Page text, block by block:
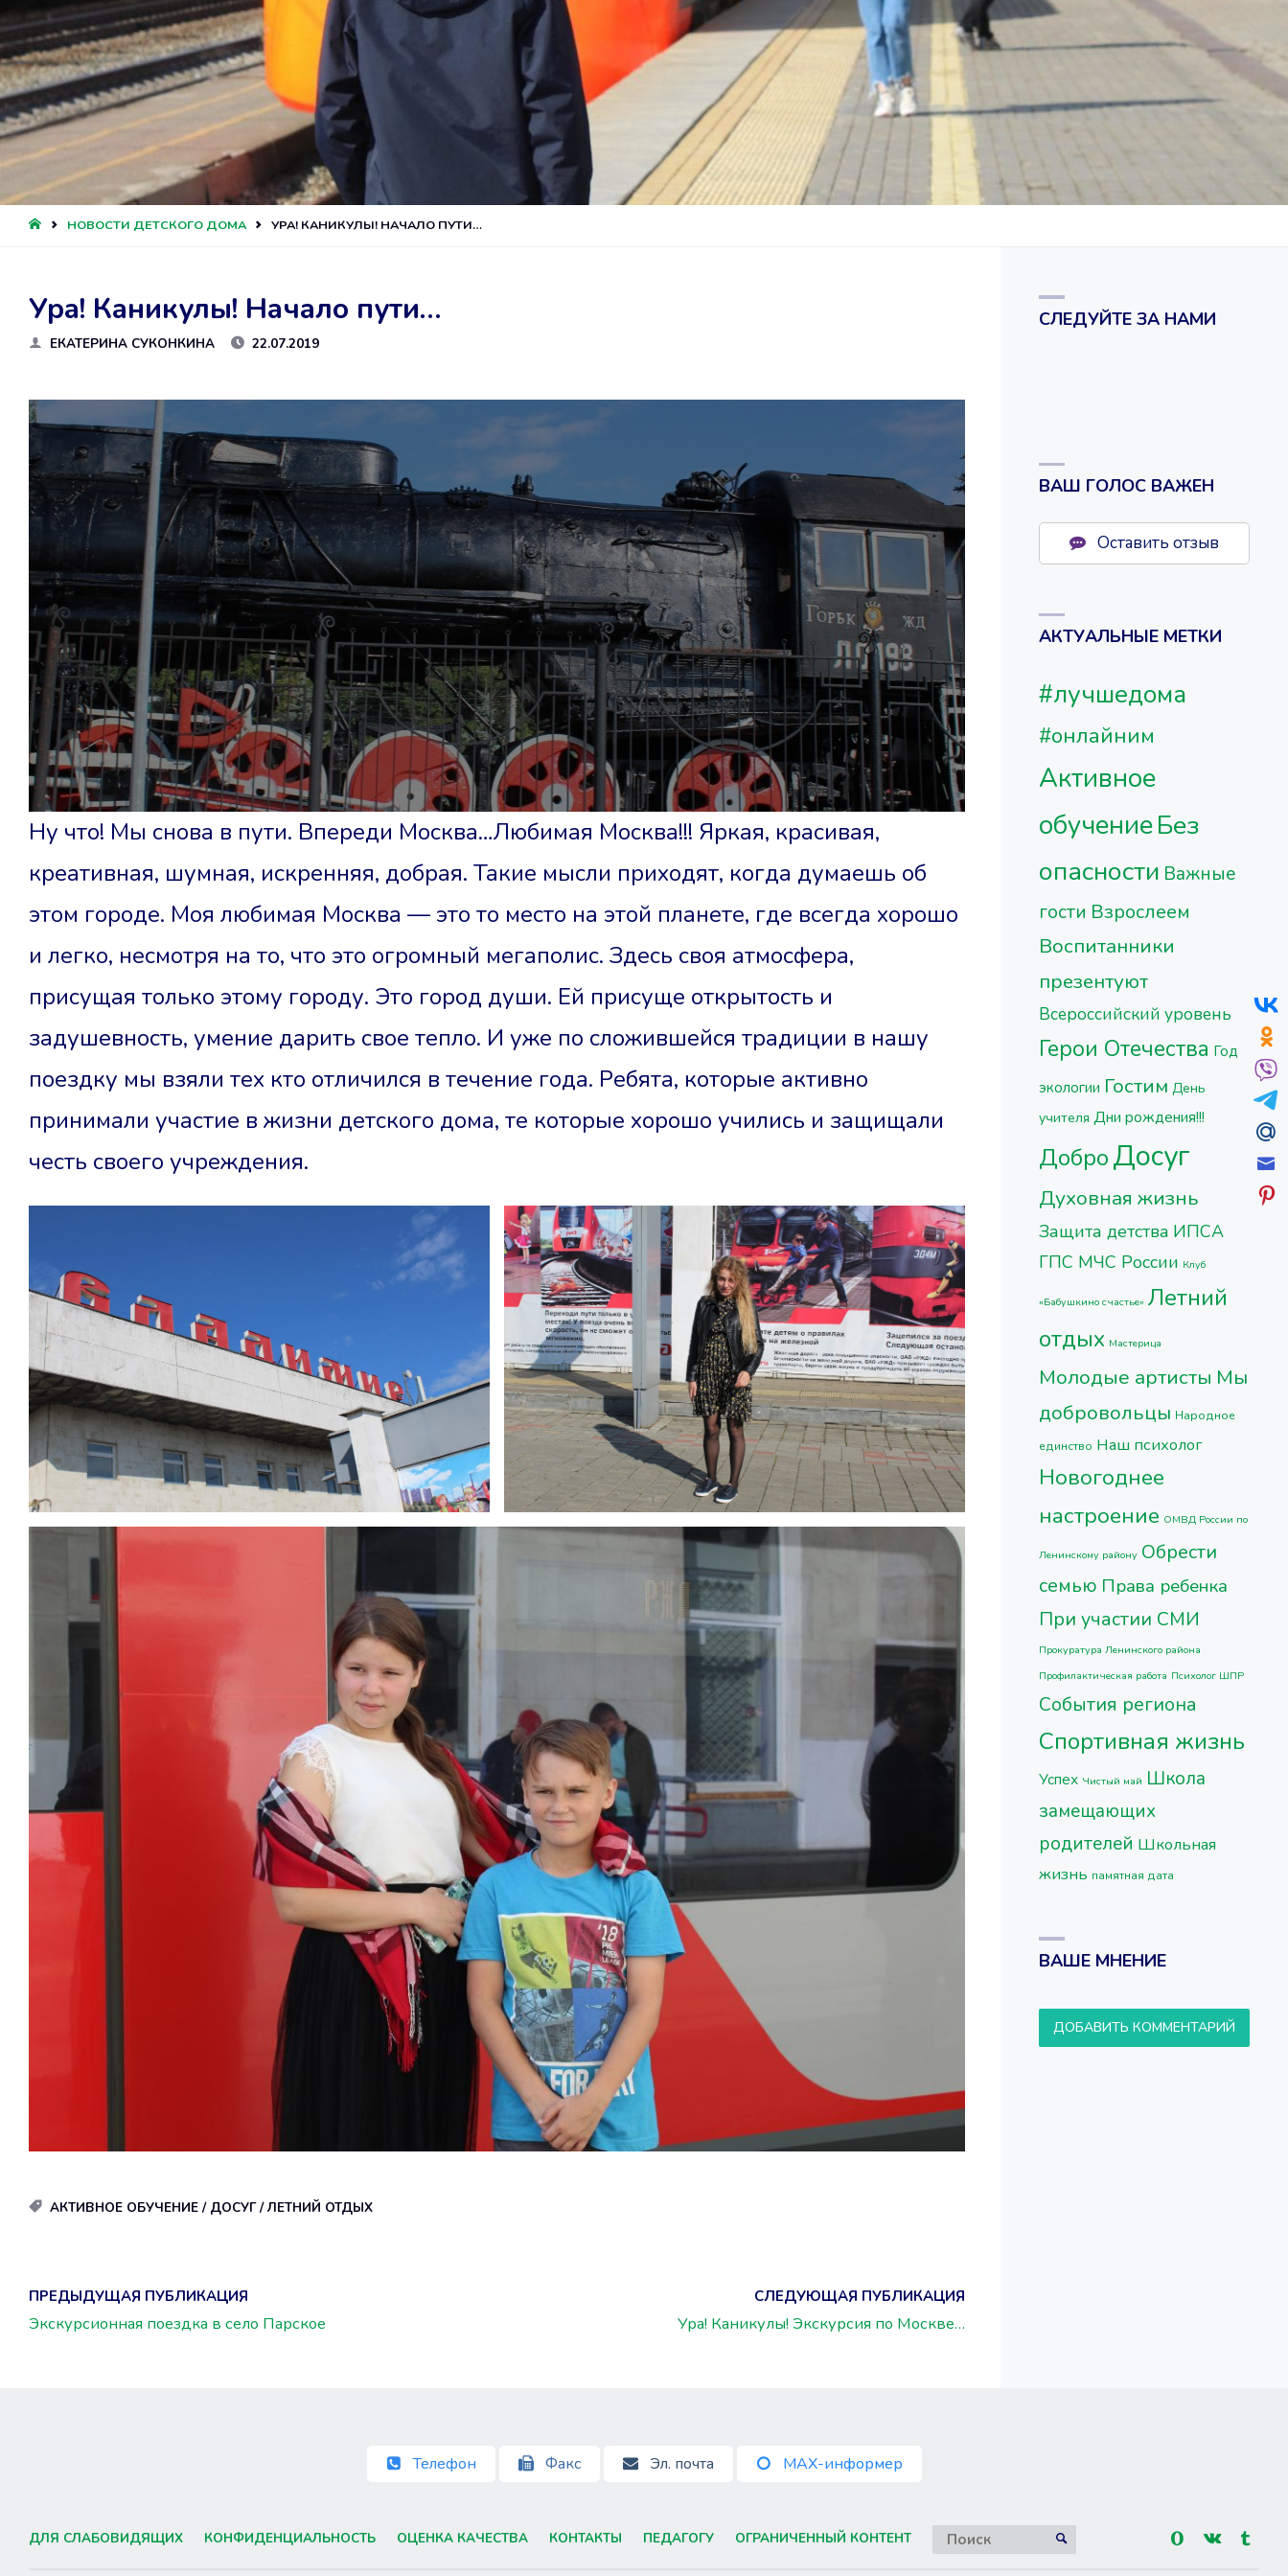
ГЛАВНАЯ
НОВОСТИ ДЕТСКОГО ДОМА УРА! КАНИКУЛЫ! НАЧАЛО ПУТИ…
Ура! Каникулы! Начало пути…
ЕКАТЕРИНА СУКОНКИНА 22.07.2019
Ну что! Мы снова в пути. Впереди Москва…Любимая Москва!!! Яркая, красивая,
креативная, шумная, искренняя, добрая. Такие мысли приходят, когда думаешь об
этом городе. Моя любимая Москва — это то место на этой планете, где всегда хорошо
и легко, несмотря на то, что это огромный мегаполис. Здесь своя атмосфера,
присущая только этому городу. Это город души. Ей присуще открытость и
задушевность, умение дарить свое тепло. И уже по сложившейся традиции в нашу
поездку мы взяли тех кто отличился в течение года. Ребята, которые активно
принимали участие в жизни детского дома, те которые хорошо учились и защищали
честь своего учреждения.
АКТИВНОЕ ОБУЧЕНИЕ/ ДОСУГ/ЛЕТНИЙ ОТДЫХ
ПРЕДЫДУЩАЯ ПУБЛИКАЦИЯ
Экскурсионная поездка в село Парское
СЛЕДУЮЩАЯ ПУБЛИКАЦИЯ
Ура! Каникулы! Экскурсия по Москве…
СЛЕДУЙТЕ ЗА НАМИ
ВАШ ГОЛОС ВАЖЕН
Оставить отзыв
АКТУАЛЬНЫЕ МЕТКИ
#лучшедома
#онлайним
Активное
обучениеБез
опасности Важные
гости Взрослеем
Воспитанники
презентуют
Всероссийский уровень
Герои Отечества Год
экологии Гостим День
учителя Дни рождения!!!
ДоброДосуг
Духовная жизнь
Защита детства ИПСА
ГПС МЧС России Клуб
«Бабушкино счастье» Летний
отдых Мастерица
Молодые артисты Мы
добровольцы Народное
единство Наш психолог
Новогоднее
настроение ОМВД России по
Ленинскому району Обрести
семью Права ребенка
При участии СМИ
Прокуратура Ленинского района
Профилактическая работа Психолог ШПР
События региона
Спортивная жизнь
Успех Чистый май Школа
замещающих
родителей Школьная
жизнь памятная дата
ВАШЕ МНЕНИЕ
ДОБАВИТЬ КОММЕНТАРИЙ
Телефон Факс Эл. почта MAX-информер
ДЛЯ СЛАБОВИДЯЩИХ КОНФИДЕНЦИАЛЬНОСТЬ ОЦЕНКА КАЧЕСТВА КОНТАКТЫ ПЕДАГОГУ ОГРАНИЧЕННЫЙ КОНТЕНТ ПОИСК